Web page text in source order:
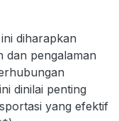
diharapkan
dan pengalaman
dinilai penting
yang efektif